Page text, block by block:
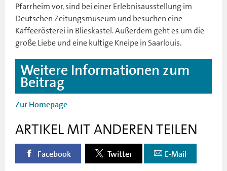
Pfarrheim vor, sind bei einer Erlebnisausstellung im
Deutschen Zeitungsmuseum und besuchen eine
Kaffeerösterei in Blieskastel. Außerdem geht es um die
große Liebe und eine kultige Kneipe in Saarlouis.
Weitere Informationen zum
Beitrag
Zur Homepage
ARTIKEL MIT ANDEREN TEILEN
Facebook Twitter E-Mail